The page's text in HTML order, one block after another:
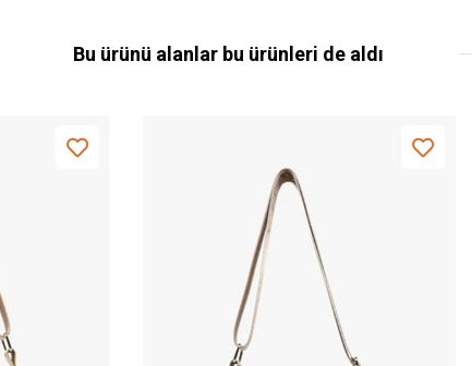
Bu ürünü alanlar bu ürünleri de aldı